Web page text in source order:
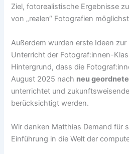
Ziel, fotorealistische Ergebnisse
von „realen“ Fotografien
Außerdem wurden erste Ideen
Unterricht der Fotograf:innen-
Hintergrund, dass die
August 2025 nach neu
unterrichtet und
berücksichtigt werden.
Wir danken Matthias Demand für
Einführung in die Welt der